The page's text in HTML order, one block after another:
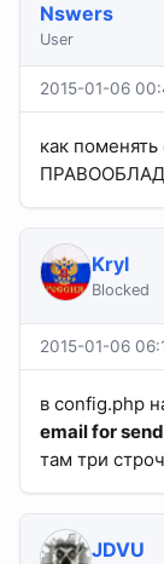
Nswers
User
2015-01-06
как
Kryl
Blocked
2015-01-06
в config.php
email for
там три
JDVU